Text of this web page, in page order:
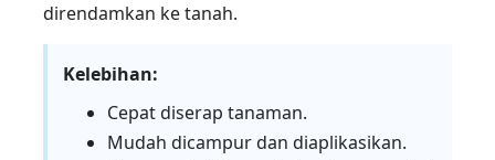
direndamkan ke tanah.
Kelebihan:
Cepat diserap tanaman.
Mudah dicampur dan diaplikasikan.